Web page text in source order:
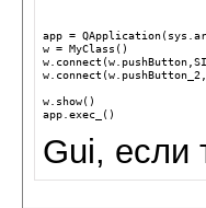
app =
w = MyClass()
w.show()
app.exec_()
Gui, если